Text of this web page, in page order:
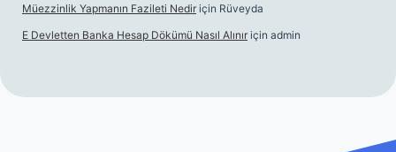
Müezzinlik Yapmanın Fazileti Nedir için Rüveyda
E Devletten Banka Hesap Dökümü Nasıl Alınır için admin